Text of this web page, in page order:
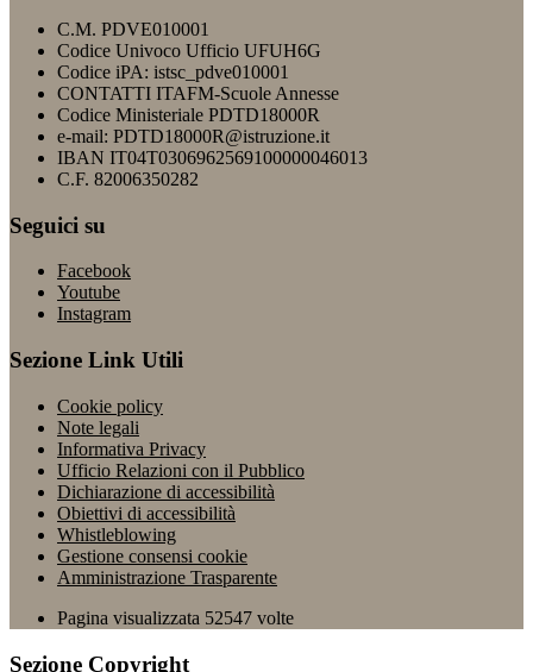
C.M. PDVE010001
Codice Univoco Ufficio UFUH6G
Codice iPA: istsc_pdve010001
CONTATTI ITAFM-Scuole Annesse
Codice Ministeriale PDTD18000R
e-mail: PDTD18000R@istruzione.it
IBAN IT04T0306962569100000046013
C.F. 82006350282
Seguici su
Facebook
Youtube
Instagram
Sezione Link Utili
Cookie policy
Note legali
Informativa Privacy
Ufficio Relazioni con il Pubblico
Dichiarazione di accessibilità
Obiettivi di accessibilità
Whistleblowing
Gestione consensi cookie
Amministrazione Trasparente
Pagina visualizzata 52547 volte
Sezione Copyright